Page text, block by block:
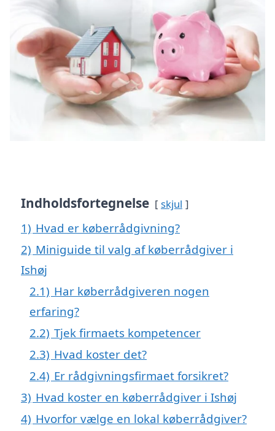
Indholdsfortegnelse skjul
1) Hvad er køberrådgivning?
2) Miniguide til valg af køberrådgiver i
Ishøj
2.1) Har køberrådgiveren nogen
erfaring?
2.2) Tjek firmaets kompetencer
2.3) Hvad koster det?
2.4) Er rådgivningsfirmaet forsikret?
3) Hvad koster en køberrådgiver i Ishøj
4) Hvorfor vælge en lokal køberrådgiver?